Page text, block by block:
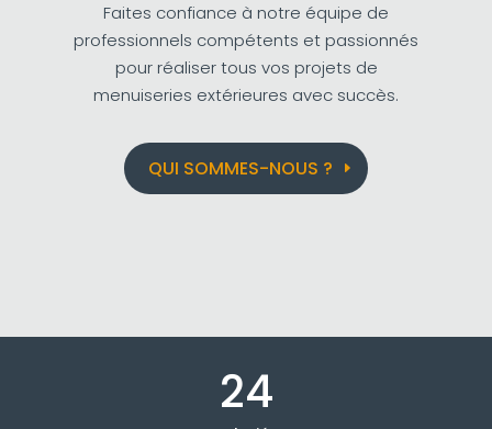
Faites confiance à notre équipe de
professionnels compétents et passionnés
pour réaliser tous vos projets de
menuiseries extérieures avec succès.
QUI SOMMES-NOUS ?
24